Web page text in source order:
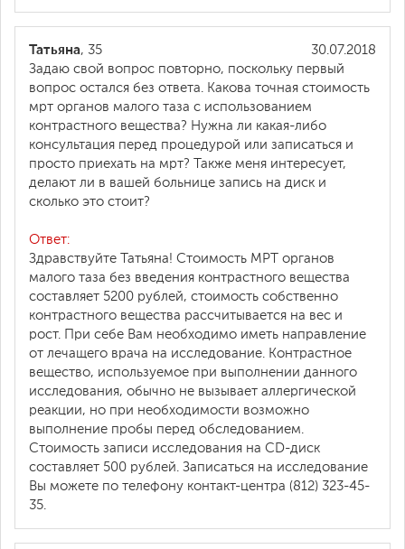
30.07.2018
Татьяна, 35
Задаю свой вопрос повторно, поскольку первый
вопрос остался без ответа. Какова точная стоимость
мрт органов малого таза с использованием
контрастного вещества? Нужна ли какая-либо
консультация перед процедурой или записаться и
просто приехать на мрт? Также меня интересует,
делают ли в вашей больнице запись на диск и
сколько это стоит?
Ответ:
Здравствуйте Татьяна! Стоимость МРТ органов
малого таза без введения контрастного вещества
составляет 5200 рублей, стоимость собственно
контрастного вещества рассчитывается на вес и
рост. При себе Вам необходимо иметь направление
от лечащего врача на исследование. Контрастное
вещество, используемое при выполнении данного
исследования, обычно не вызывает аллергической
реакции, но при необходимости возможно
выполнение пробы перед обследованием.
Стоимость записи исследования на СD-диск
составляет 500 рублей. Записаться на исследование
Вы можете по телефону контакт-центра (812) 323-45-
35.